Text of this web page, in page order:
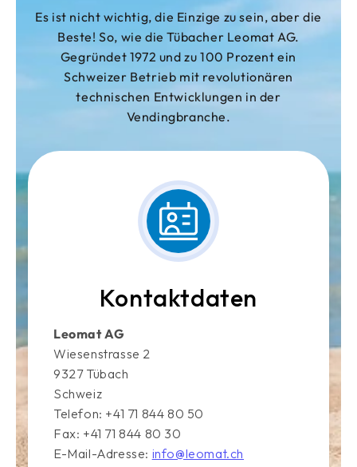
Es ist nicht wichtig, die Einzige zu sein, aber die
Beste! So, wie die Tübacher Leomat AG.
Gegründet 1972 und zu 100 Prozent ein
Schweizer Betrieb mit revolutionären
technischen Entwicklungen in der
Vendingbranche.
Kontaktdaten
Leomat AG
Wiesenstrasse 2
9327 Tübach
Schweiz
Telefon: +41 71 844 80 50
Fax: +41 71 844 80 30
E-Mail-Adresse: info@leomat.ch